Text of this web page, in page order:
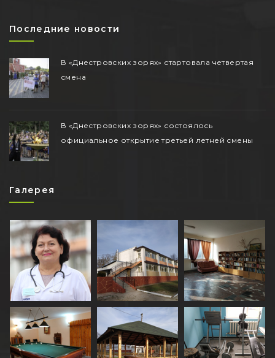
Последние новости
В «Днестровских зорях» стартовала четвертая
смена
В «Днестровских зорях» состоялось
официальное открытие третьей летней смены
Галерея